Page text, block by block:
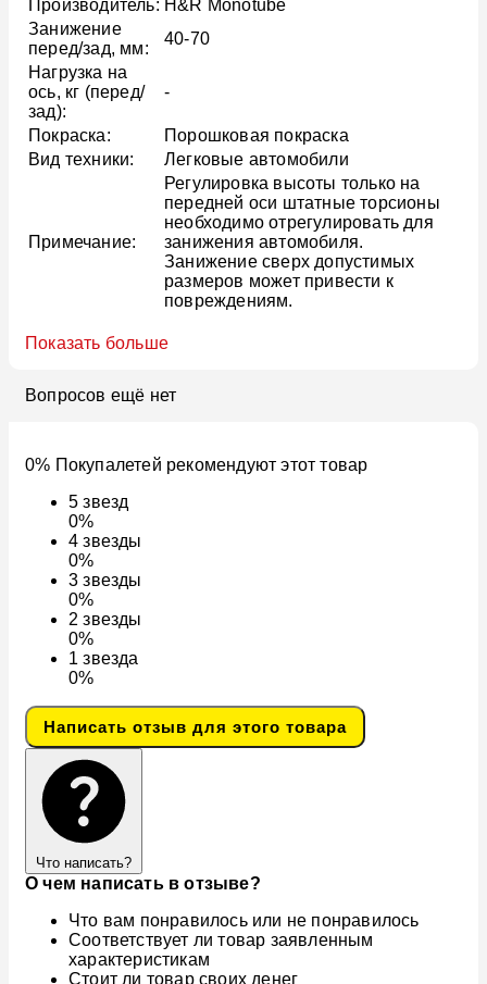
Производитель: H&R Monotube
Занижение
перед/зад, мм:
40-70
Нагрузка на
ось, кг (перед/
зад):
-
Покраска:
Порошковая покраска
Вид техники:
Легковые автомобили
Примечание:
Регулировка высоты только на
передней оси штатные торсионы
необходимо отрегулировать для
занижения автомобиля.
Занижение сверх допустимых
размеров может привести к
повреждениям.
Показать больше
Вопросов ещё нет
0% Покупалетей рекомендуют этот товар
5звезд
0%
4звезды
0%
3звезды
0%
2звезды
0%
1звезда
0%
Написать отзыв для этого товара
Что написать?
О чем написать в отзыве?
Что вам понравилось или не понравилось
Соответствует ли товар заявленным
характеристикам
Стоит ли товар своих денег